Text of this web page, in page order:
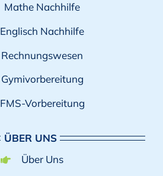
Mathe Nachhilfe
Englisch Nachhilfe
Rechnungswesen
Gymivorbereitung
FMS-Vorbereitung
ÜBER UNS
Über Uns